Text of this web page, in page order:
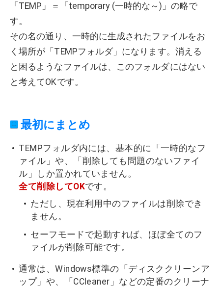
「TEMP」＝「temporary (一時的な～)」の略で
す。
その名の通り、一時的に生成されたファイルをお
く場所が「TEMPフォルダ」になります。消える
と困るようなファイルは、このフォルダにはない
と考えてOKです。
最初にまとめ
TEMPフォルダ内には、基本的に「一時的なフ
ァイル」や、「削除しても問題のないファイ
ル」しか置かれていません。
全て削除してOKです。
ただし、現在利用中のファイルは削除でき
ません。
セーフモードで起動すれば、ほぼ全てのフ
ァイルが削除可能です。
通常は、Windows標準の「ディスククリーンア
ップ」や、「CCleaner」などの定番のクリーナ